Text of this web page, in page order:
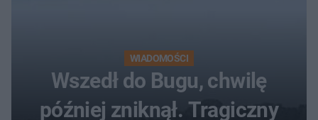
WIADOMOŚCI
Wszedł do Bugu, chwilę
później zniknął. Tragiczny